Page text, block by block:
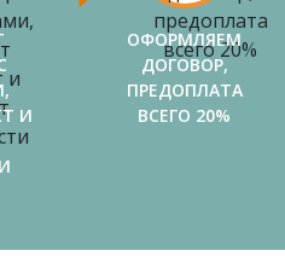
И
ОФОРМЛЯЕМ
ДОГОВОР,
ПРЕДОПЛАТА
ВСЕГО 20%